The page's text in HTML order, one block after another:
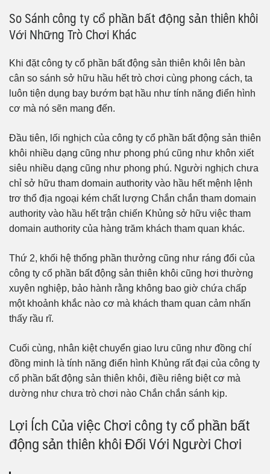
So Sánh công ty cổ phần bất động sản thiên khôi
Với Những Trò Chơi Khác
Khi đặt công ty cổ phần bất động sản thiên khôi lên bàn
cân so sánh sở hữu hầu hết trò chơi cùng phong cách, ta
luôn tiện dụng bay bướm bạt hầu như tính năng điển hình
cơ mà nó sẽn mang đến.
Đầu tiên, lối nghịch của công ty cổ phần bất động sản thiên
khôi nhiều dạng cũng như phong phú cũng như khôn xiết
siêu nhiều dạng cũng như phong phú. Người nghịch chưa
chỉ sở hữu tham domain authority vào hầu hết mệnh lệnh
trơ thổ địa ngoại kém chất lượng Chắn chắn tham domain
authority vào hầu hết trận chiến Khủng sở hữu việc tham
domain authority của hàng trăm khách tham quan khác.
Thứ 2, khối hệ thống phần thưởng cũng như ráng đổi của
công ty cổ phần bất động sản thiên khôi cũng hơi thường
xuyên nghiệp, bảo hành rằng không bao giờ chứa chấp
một khoảnh khắc nào cơ mà khách tham quan cảm nhấn
thấy rầu rĩ.
Cuối cùng, nhân kiệt chuyển giao lưu cũng như đồng chí
đồng minh là tính năng điển hình Khủng rất đại của công ty
cổ phần bất động sản thiên khôi, điều riêng biệt cơ mà
dường như chưa trò chơi nào Chắn chắn sánh kịp.
Lợi Ích Của việc Chơi công ty cổ phần bất
động sản thiên khôi Đối Với Người Chơi